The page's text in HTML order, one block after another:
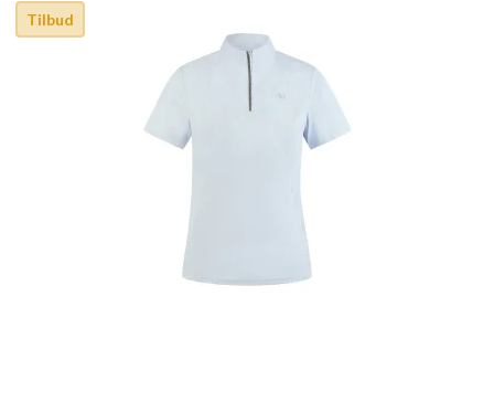
Tilbud